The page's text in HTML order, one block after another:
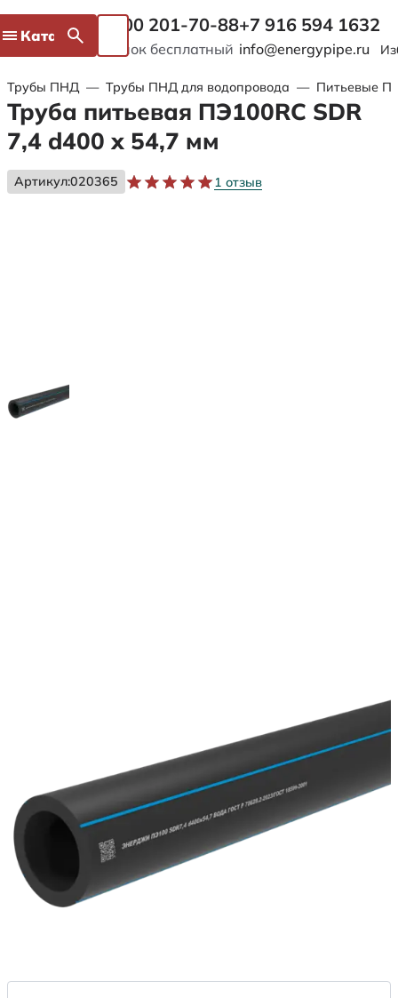
Каталог 8 800 201-70-88
Звонок бесплатный
+7 916 594 1632
info@energypipe.ru
Трубы ПНД — Трубы ПНД для водопровода — Питьевые
Труба питьевая ПЭ100RC SDR
7,4 d400 х 54,7 мм
Артикул:020365 1 отзыв